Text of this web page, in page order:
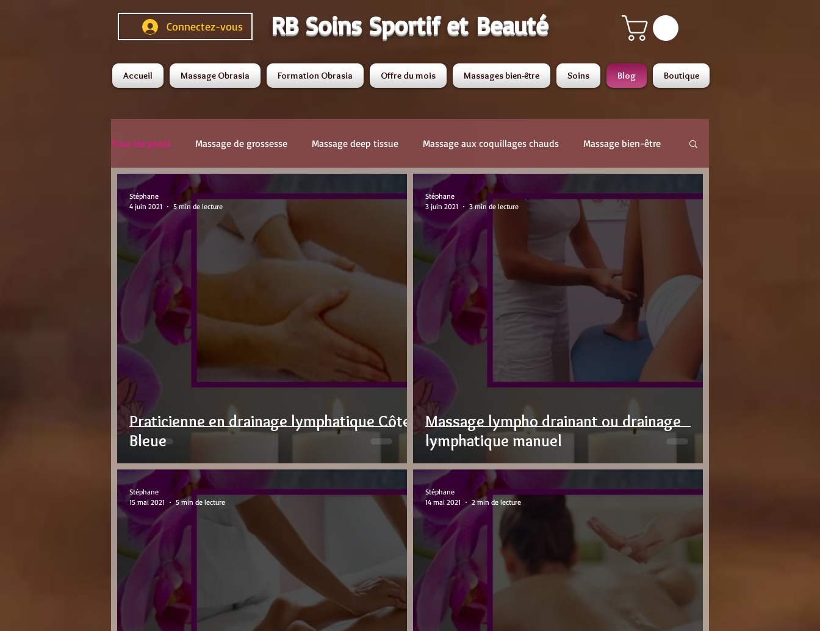
RB Soins Sportif et Beauté
Connectez-vous
Accueil Massage Obrasia Formation Obrasia Offre du mois Massages bien-être Soins Blog Boutique
Tous les posts Massage de grossesse Massage deep tissue Massage aux coquillages chauds Massage bien-être
Massage complet du corps Massage anti-cellulite Cosmétique Massage aux ventouses
Massage Ayurvédique Massage au CBD massage sportif douleur chronique
troubles mentaux drainage lymphatique
Praticienne en drainage lymphatique Côte
Bleue
Stéphane
4 juin 2021
5 min de lecture
Massage lympho drainant ou drainage
lymphatique manuel
Stéphane
3 juin 2021
3 min de lecture
Stéphane
15 mai 2021
5 min de lecture
Stéphane
14 mai 2021
2 min de lecture